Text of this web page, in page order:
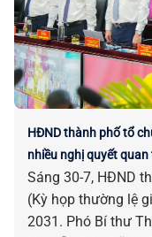
HĐND thành phố tổ
nhiều nghị quyết
Sáng 30-7, HĐND
(Kỳ họp thường lệ
2031. Phó Bí thư